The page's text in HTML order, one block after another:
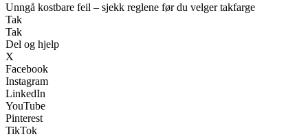
Unngå kostbare feil – sjekk reglene før du velger takfarge
Tak
Tak
Del og hjelp
X
Facebook
Instagram
LinkedIn
YouTube
Pinterest
TikTok